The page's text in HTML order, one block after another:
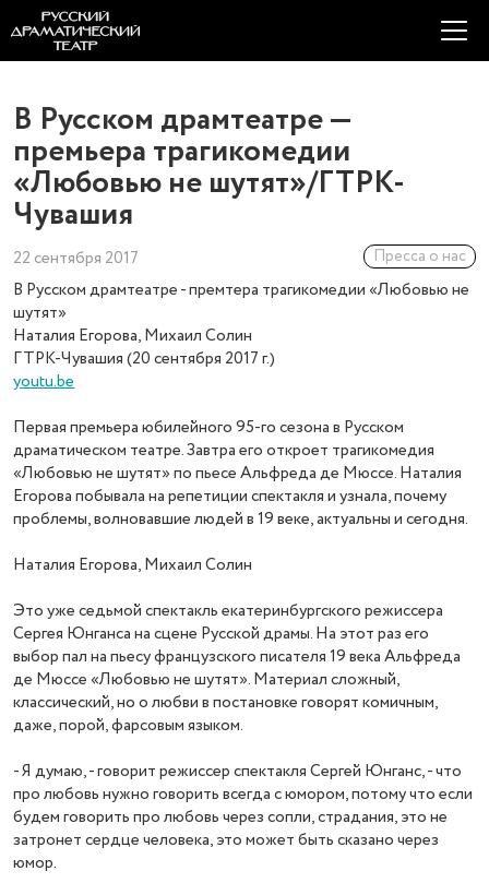
В Русском драмтеатре —
премьера трагикомедии
«Любовью не шутят»/ГТРК-
Чувашия
22 сентября 2017 Пресса о нас
В Русском драмтеатре - премтера трагикомедии «Любовью не
шутят»
Наталия Егорова, Михаил Солин
ГТРК-Чувашия (20 сентября 2017 г.)
youtu.be
Первая премьера юбилейного 95-го сезона в Русском
драматическом театре. Завтра его откроет трагикомедия
«Любовью не шутят» по пьесе Альфреда де Мюссе. Наталия
Егорова побывала на репетиции спектакля и узнала, почему
проблемы, волновавшие людей в 19 веке, актуальны и сегодня.
Наталия Егорова, Михаил Солин
Это уже седьмой спектакль екатеринбургского режиссера
Сергея Юнганса на сцене Русской драмы. На этот раз его
выбор пал на пьесу французского писателя 19 века Альфреда
де Мюссе «Любовью не шутят». Материал сложный,
классический, но о любви в постановке говорят комичным,
даже, порой, фарсовым языком.
- Я думаю, - говорит режиссер спектакля Сергей Юнганс, - что
про любовь нужно говорить всегда с юмором, потому что если
будем говорить про любовь через сопли, страдания, это не
затронет сердце человека, это может быть сказано через
юмор.